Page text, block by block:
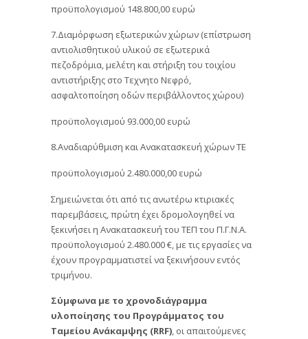
προϋπολογισμού 148.800,00 ευρώ
7.Διαμόρφωση εξωτερικών χώρων (επίστρωση
αντιολισθητικού υλικού σε εξωτερικά
πεζοδρόμια, μελέτη και στήριξη του τοιχίου
αντιστήριξης στο Τεχνητο Νεφρό,
ασφαλτοποίηση οδών περιβάλλοντος χώρου)
προϋπολογισμού 93.000,00 ευρώ
8.Αναδιαρύθμιση και Ανακατασκευή χώρων ΤΕ
προϋπολογισμού 2.480.000,00 ευρώ
Σημειώνεται ότι από τις ανωτέρω κτιριακές
παρεμβάσεις, πρώτη έχει δρομολογηθεί να
ξεκινήσει η Ανακατασκευή του ΤΕΠ του Π.Γ.Ν.Α.
προϋπολογισμού 2.480.000 €, με τις εργασίες να
έχουν προγραμματιστεί να ξεκινήσουν εντός
τριμήνου.
Σύμφωνα με το χρονοδιάγραμμα
υλοποίησης του Προγράμματος του
Ταμείου Ανάκαμψης (RRF), οι απαιτούμενες